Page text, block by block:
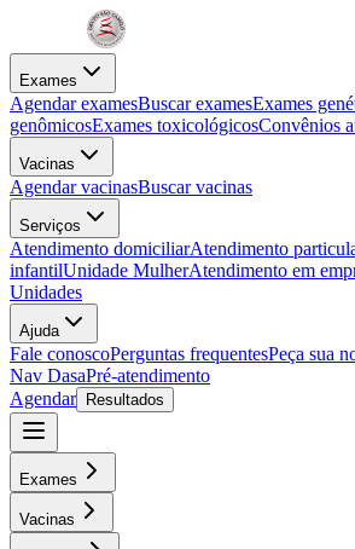
Exames
Agendar examesBuscar examesExames
genômicosExames toxicológicosConvênios
Vacinas
Agendar vacinasBuscar vacinas
Serviços
Atendimento domiciliarAtendimento
infantilUnidade MulherAtendimento em
Unidades
Ajuda
Fale conoscoPerguntas frequentesPeça sua
Nav DasaPré-atendimento
Agendar
Resultados
Exames
Vacinas